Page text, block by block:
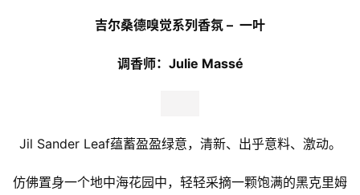
吉尔桑德嗅觉系列香氛 –  一叶
调香师：Julie Massé
Jil Sander Leaf蕴蓄盈盈绿意，清新、出乎意料、激动。
仿佛置身一个地中海花园中，轻轻采摘一颗饱满的黑克里姆